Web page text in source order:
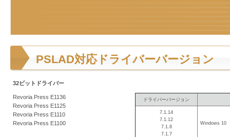
ス
削
支
援
PSLAD対応ドライバーバージョン
32ビットドライバー
Revoria Press E1136
Revoria Press E1125
Revoria Press E1110
Revoria Press E1100
ドライバーバージョン
7.1.14
7.1.12
7.1.8
7.1.7
Windows 10